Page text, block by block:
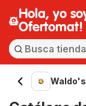
Hola, yo
Ofertomat!